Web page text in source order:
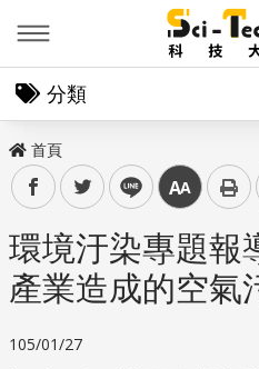
分類
首頁
facebooktwitter line 中
環境汙染專題報
產業造成的空氣
105/01/27